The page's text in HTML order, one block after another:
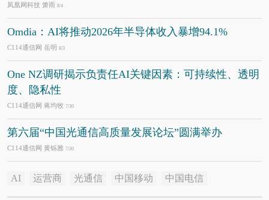
凤凰网科技 箫雨 8/4
Omdia：AI将推动2026年半导体收入暴增94.1%
C114通信网 岳明 8/3
One NZ调研揭示负责任AI关键因素：可持续性、透明
度、隐私性
C114通信网 蒋均牧 7/30
第六届“中国光通信高质量发展论坛”圆满举办
C114通信网 黄铄雅 7/30
AI 运营商 光通信 中国移动 中国电信